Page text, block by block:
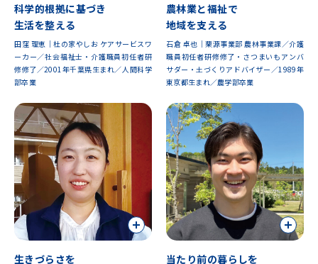
科学的根拠に基づき
生活を整える
田窪 理恵｜杜の家やしお ケアサービスワ
ーカー／社会福祉士・介護職員初任者研
修修了／2001年千葉県生まれ／人間科学
部卒業
農林業と福祉で
地域を支える
石倉 卓也｜栗源事業部 農林事業課／介護
職員初任者研修修了・さつまいもアンバ
サダー・土づくりアドバイザー／1989年
東京都生まれ／農学部卒業
生きづらさを 当たり前の暮らしを